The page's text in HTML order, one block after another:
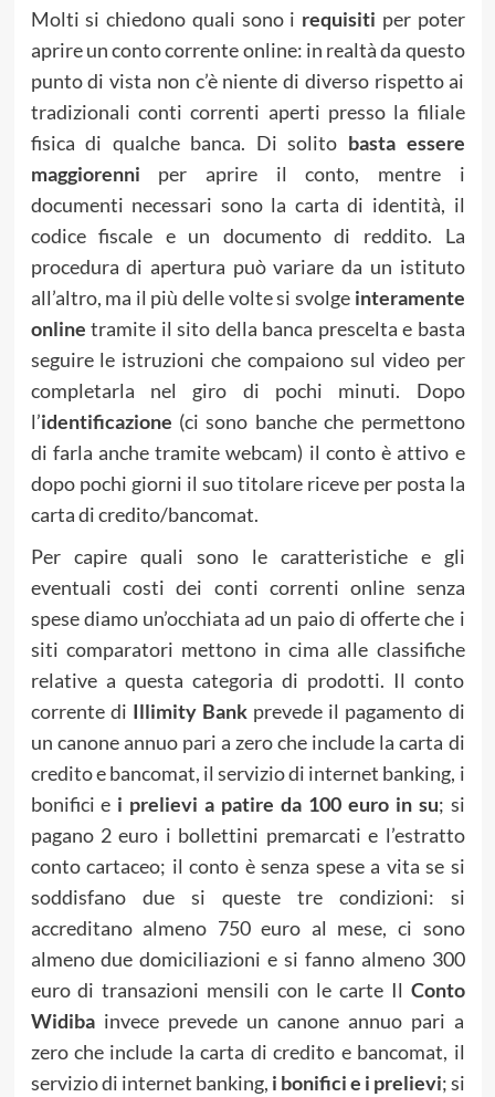
Molti si chiedono quali sono i requisiti per poter
aprire un conto corrente online: in realtà da questo
punto di vista non c’è niente di diverso rispetto ai
tradizionali conti correnti aperti presso la filiale
fisica di qualche banca. Di solito basta essere
maggiorenni per aprire il conto, mentre i
documenti necessari sono la carta di identità, il
codice fiscale e un documento di reddito. La
procedura di apertura può variare da un istituto
all’altro, ma il più delle volte si svolge interamente
online tramite il sito della banca prescelta e basta
seguire le istruzioni che compaiono sul video per
completarla nel giro di pochi minuti. Dopo
l’identificazione (ci sono banche che permettono
di farla anche tramite webcam) il conto è attivo e
dopo pochi giorni il suo titolare riceve per posta la
carta di credito/bancomat.
Per capire quali sono le caratteristiche e gli
eventuali costi dei conti correnti online senza
spese diamo un’occhiata ad un paio di offerte che i
siti comparatori mettono in cima alle classifiche
relative a questa categoria di prodotti. Il conto
corrente di Illimity Bankprevede il pagamento di
un canone annuo pari a zero che include la carta di
credito e bancomat, il servizio di internet banking, i
bonifici e i prelievi a patire da 100 euro in su; si
pagano 2 euro i bollettini premarcati e l’estratto
conto cartaceo; il conto è senza spese a vita se si
soddisfano due si queste tre condizioni: si
accreditano almeno 750 euro al mese, ci sono
almeno due domiciliazioni e si fanno almeno 300
euro di transazioni mensili con le carte Il Conto
Widibainvece prevede un canone annuo pari a
zero che include la carta di credito e bancomat, il
servizio di internet banking, i bonifici e i prelievi; si